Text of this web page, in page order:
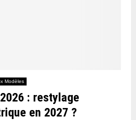
Modèles
: restylage
en 2027 ?